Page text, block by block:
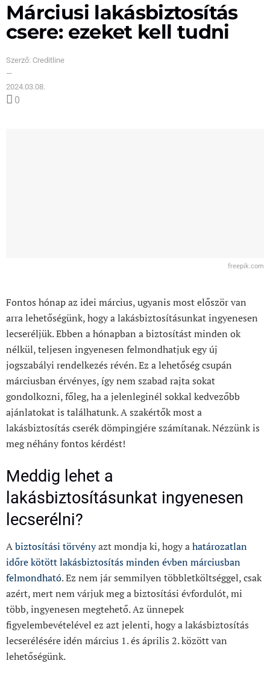
Márciusi lakásbiztosítás
csere: ezeket kell tudni
Szerző: Creditline
—
2024.03.08.
0
freepik.com
Fontos hónap az idei március, ugyanis most először van
arra lehetőségünk, hogy a lakásbiztosításunkat ingyenesen
lecseréljük. Ebben a hónapban a biztosítást minden ok
nélkül, teljesen ingyenesen felmondhatjuk egy új
jogszabályi rendelkezés révén. Ez a lehetőség csupán
márciusban érvényes, így nem szabad rajta sokat
gondolkozni, főleg, ha a jelenleginél sokkal kedvezőbb
ajánlatokat is találhatunk. A szakértők most a
lakásbiztosítás cserék dömpingjére számítanak. Nézzünk is
meg néhány fontos kérdést!
Meddig lehet a
lakásbiztosításunkat ingyenesen
lecserélni?
Abiztosítási törvényazt mondja ki, hogy ahatározatlan
időre kötött lakásbiztosítás minden évben márciusban
felmondható. Ez nem jár semmilyen többletköltséggel, csak
azért, mert nem várjuk meg a biztosítási évfordulót, mi
több, ingyenesen megtehető. Az ünnepek
figyelembevételével ez azt jelenti, hogy a lakásbiztosítás
lecserélésére idén március 1. és április 2. között van
lehetőségünk.